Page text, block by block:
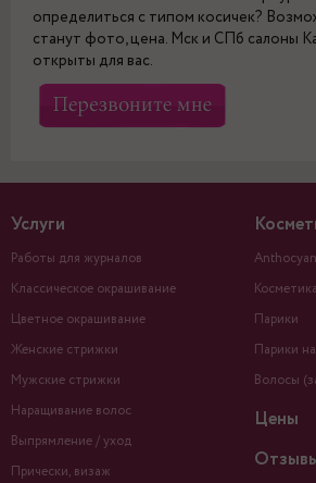
определиться с типом косичек?
станут фото, цена. Мск и СПб салоны
открыты для вас.
Услуги
Работы для журналов
Классическое окрашивание
Цветное окрашивание
Женские стрижки
Мужские стрижки
Наращивание волос
Выпрямление / уход
Прически, визаж
Косметика
Парики
Парики
Волосы
Цены